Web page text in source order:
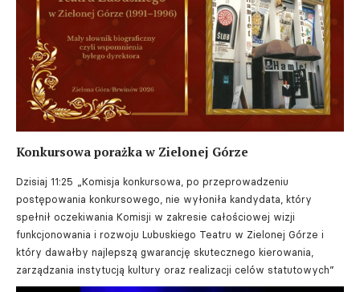
Konkursowa porażka w Zielonej Górze
Dzisiaj 11:25 „Komisja konkursowa, po przeprowadzeniu
postępowania konkursowego, nie wyłoniła kandydata, który
spełnił oczekiwania Komisji w zakresie całościowej wizji
funkcjonowania i rozwoju Lubuskiego Teatru w Zielonej Górze i
który dawałby najlepszą gwarancję skutecznego kierowania,
zarządzania instytucją kultury oraz realizacji celów statutowych”